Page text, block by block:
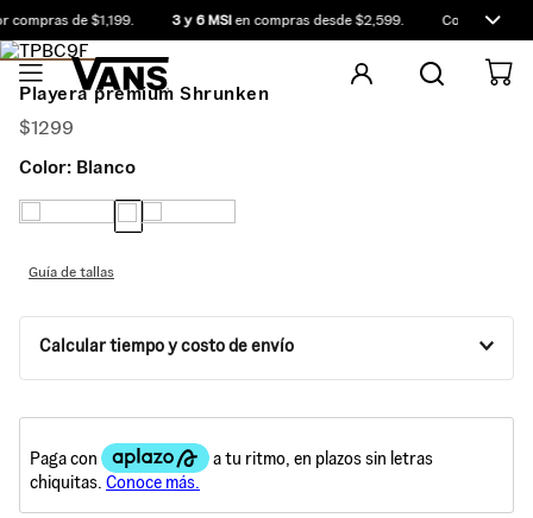
de $1,199. 3 y 6 MSIen compras desde $2,599. Compra
Playera premium Shrunken
$1299
Color: Blanco
Guía de tallas
Calcular tiempo y costo de envío